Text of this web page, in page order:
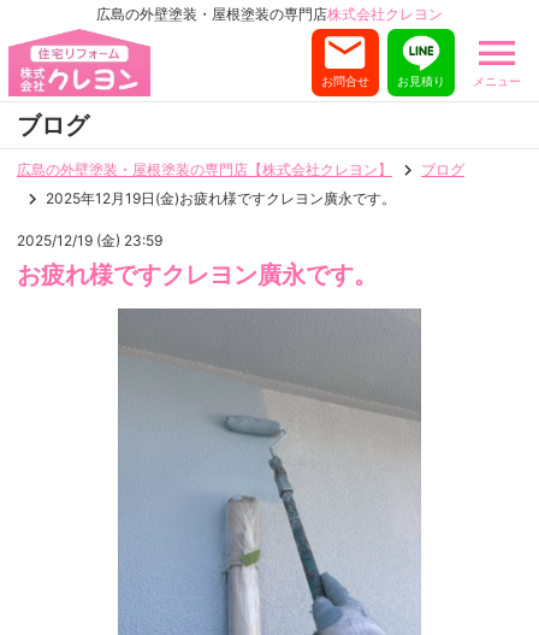
広島の外壁塗装・屋根塗装の専門店株式会社クレヨン
メニュー
お見積り
お問合せ
ブログ
広島の外壁塗装・屋根塗装の専門店【株式会社クレヨン】
ブログ
2025年12月19日(金)お疲れ様ですクレヨン廣永です。
2025/12/19 (金) 23:59
お疲れ様ですクレヨン廣永です。